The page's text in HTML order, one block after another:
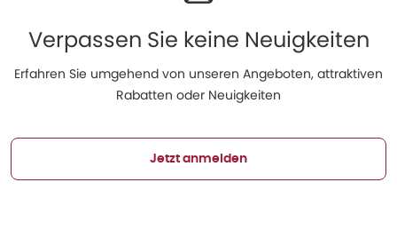
Verpassen Sie keine Neuigkeiten
Erfahren Sie umgehend von unseren Angeboten, attraktiven
Rabatten oder Neuigkeiten
Jetzt anmelden